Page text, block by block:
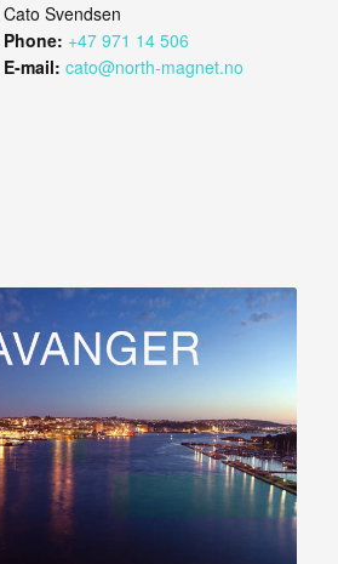
Cato Svendsen
Phone: +47 971 14 506
E-mail: cato@north-magnet.no